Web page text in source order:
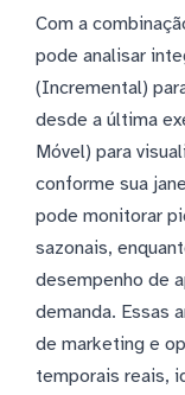
Com a
pode analisar
(Incremental)
desde a última
Móvel) para
conforme sua
pode monitorar
sazonais,
desempenho de
demanda. Essas
de marketing e
temporais reais,